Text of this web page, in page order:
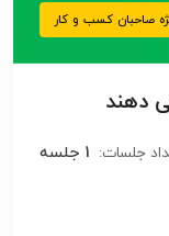
صاحبان کسب و کار
دهند
جلسات: 1 جلسه